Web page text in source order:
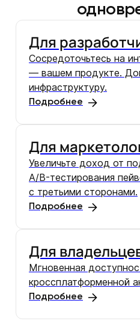
Для
Сосредоточьтесь на
— вашем продукте.
инфраструктуру.
Подробнее
Для
Увеличьте доход от
A/B-тестирования
с третьими сторонами.
Подробнее
Для
Мгновенная
кроссплатформенной
Подробнее